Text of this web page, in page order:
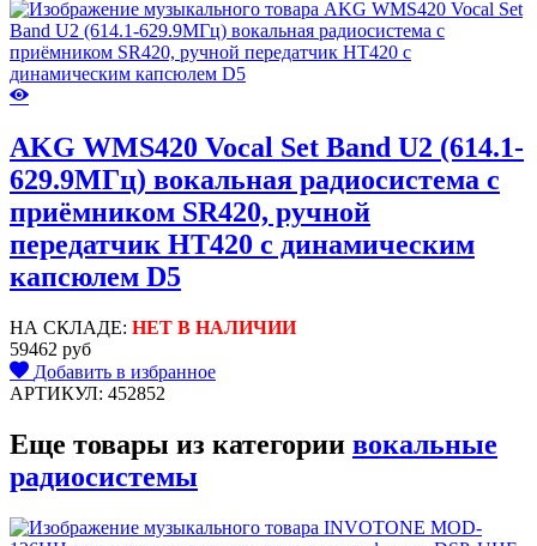
AKG WMS420 Vocal Set Band U2 (614.1-
629.9МГц) вокальная радиосистема с
приёмником SR420, ручной
передатчик HT420 с динамическим
капсюлем D5
НА СКЛАДЕ: НЕТ В НАЛИЧИИ
59462 руб
Добавить в избранное
АРТИКУЛ: 452852
Еще товары из категории вокальные
радиосистемы